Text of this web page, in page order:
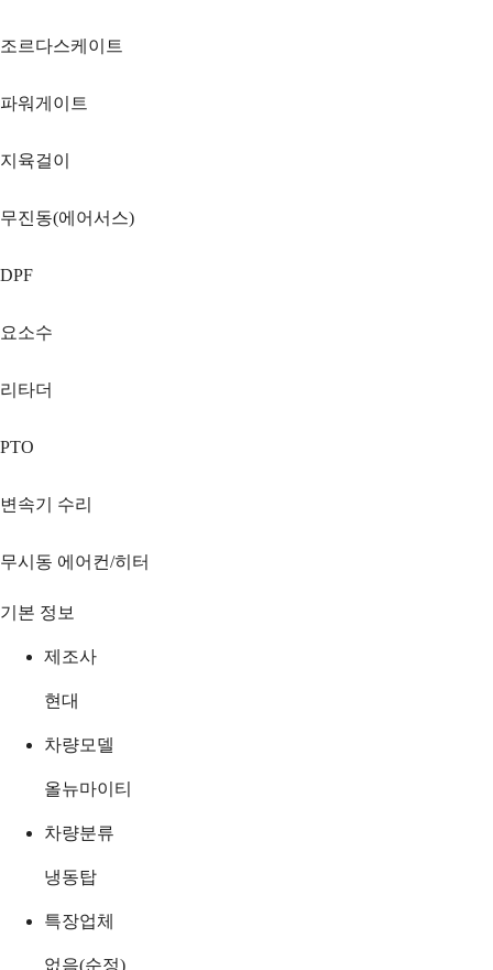
조르다스케이트
파워게이트
지육걸이
무진동(에어서스)
DPF
요소수
리타더
PTO
변속기 수리
무시동 에어컨/히터
기본 정보
제조사
현대
차량모델
올뉴마이티
차량분류
냉동탑
특장업체
없음(순정)